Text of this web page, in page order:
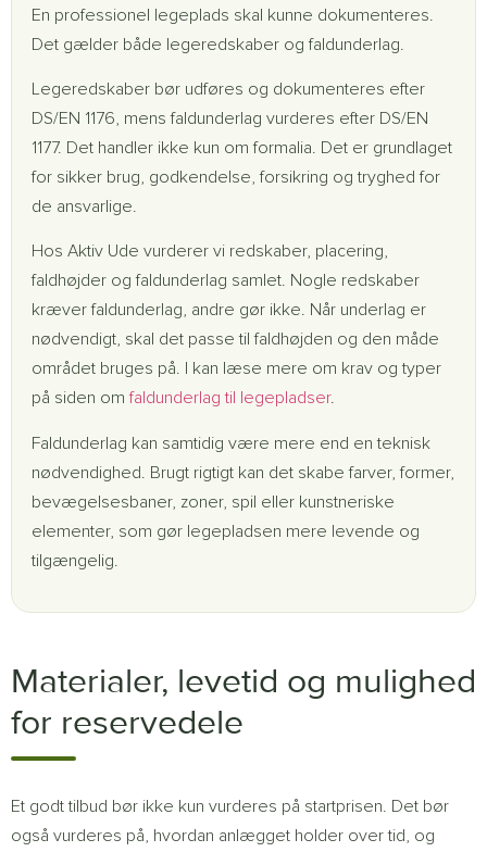
En professionel legeplads skal kunne dokumenteres.
Det gælder både legeredskaber og faldunderlag.
Legeredskaber bør udføres og dokumenteres efter
DS/EN 1176, mens faldunderlag vurderes efter DS/EN
1177. Det handler ikke kun om formalia. Det er grundlaget
for sikker brug, godkendelse, forsikring og tryghed for
de ansvarlige.
Hos Aktiv Ude vurderer vi redskaber, placering,
faldhøjder og faldunderlag samlet. Nogle redskaber
kræver faldunderlag, andre gør ikke. Når underlag er
nødvendigt, skal det passe til faldhøjden og den måde
området bruges på. I kan læse mere om krav og typer
på siden omfaldunderlag til legepladser.
Faldunderlag kan samtidig være mere end en teknisk
nødvendighed. Brugt rigtigt kan det skabe farver, former,
bevægelsesbaner, zoner, spil eller kunstneriske
elementer, som gør legepladsen mere levende og
tilgængelig.
Materialer, levetid og mulighed
for reservedele
Et godt tilbud bør ikke kun vurderes på startprisen. Det bør
også vurderes på, hvordan anlægget holder over tid, og